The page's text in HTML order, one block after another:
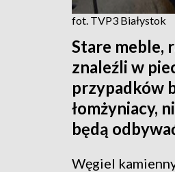
fot. TVP3 Białystok
Stare meble,
znaleźli w
przypadków
łomżyniacy,
będą
Węgiel